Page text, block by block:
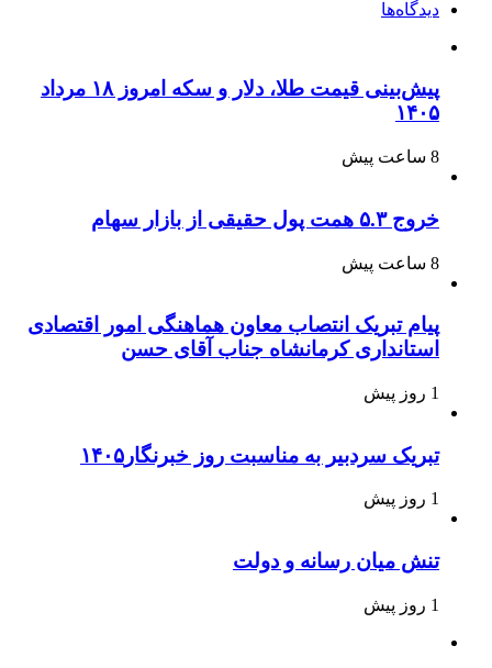
دیدگاه‌ها
پیش‌بینی قیمت طلا، دلار و سکه امروز ۱۸ مرداد
۱۴۰۵
8 ساعت پیش
خروج ۵.۳ همت پول حقیقی از بازار سهام
8 ساعت پیش
پیام تبریک انتصاب معاون هماهنگی امور اقتصادی
استانداری کرمانشاه جناب آقای حسن
1 روز پیش
تبریک سردبیر به مناسبت روز خبرنگار۱۴۰۵
1 روز پیش
تنش میان رسانه و دولت
1 روز پیش